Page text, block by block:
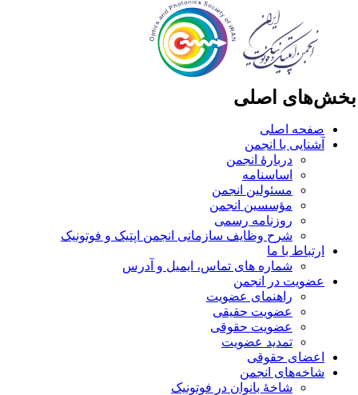
اصلی
صفحه اصلی
آشنایی با انجمن
دربارۀ انجمن
اساسنامه
مسئولین انجمن
مؤسسین انجمن
روزنامه رسمی
شرح وظایف سازمانی انجمن اپتیک و فوتونیک
ارتباط با ما
شماره های تماس، ایمیل و آدرس
عضویت در انجمن
راهنمای عضویت
عضویت حقیقی
عضویت حقوقی
تمدید عضویت
اعضای حقوقی
شاخه‌های انجمن
شاخۀ بانوان در فوتونیک